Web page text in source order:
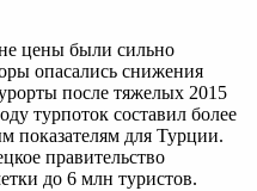
цены были сильно
опасались снижения
после тяжелых 2015
турпоток составил более
показателям для Турции.
правительство
до 6 млн туристов.